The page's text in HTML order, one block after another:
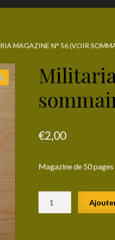
MAGAZINE N° 56 (VOIR
€2,00
Magazine de 50 pages